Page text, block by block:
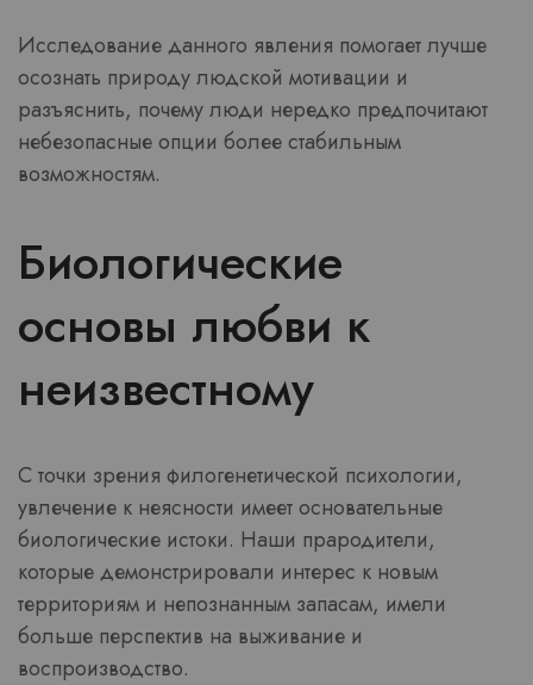
Исследование данного явления помогает лучше
осознать природу людской мотивации и
разъяснить, почему люди нередко предпочитают
небезопасные опции более стабильным
возможностям.
Биологические
основы любви к
неизвестному
С точки зрения филогенетической психологии,
увлечение к неясности имеет основательные
биологические истоки. Наши прародители,
которые демонстрировали интерес к новым
территориям и непознанным запасам, имели
больше перспектив на выживание и
воспроизводство.